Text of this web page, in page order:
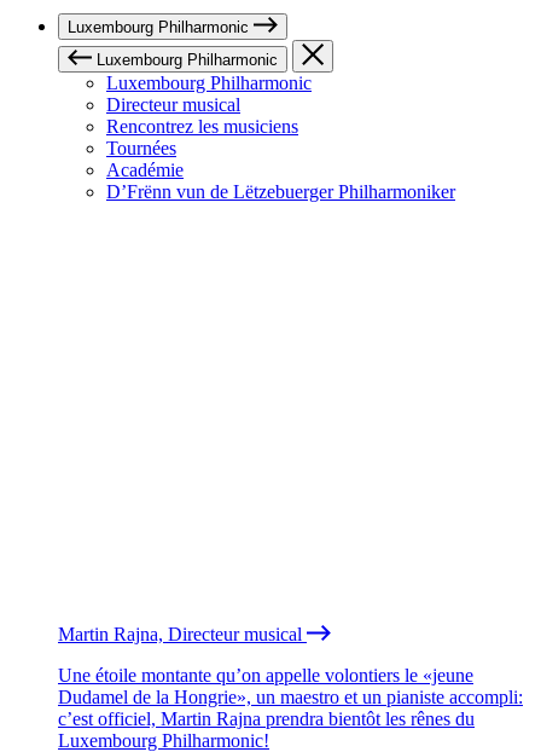
Luxembourg Philharmonic
Luxembourg Philharmonic
Luxembourg Philharmonic
Directeur musical
Rencontrez les musiciens
Tournées
Académie
D’Frënn vun de Lëtzebuerger Philharmoniker
Martin Rajna, Directeur musical
Une étoile montante qu’on appelle volontiers le «jeune
Dudamel de la Hongrie», un maestro et un pianiste accompli:
c’est officiel, Martin Rajna prendra bientôt les rênes du
Luxembourg Philharmonic!